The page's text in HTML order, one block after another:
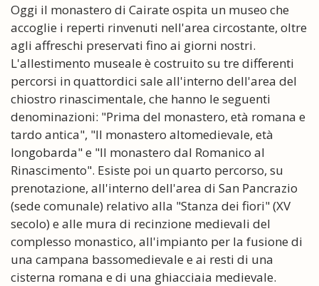
Oggi il monastero di Cairate ospita un museo che
accoglie i reperti rinvenuti nell'area circostante, oltre
agli affreschi preservati fino ai giorni nostri.
L'allestimento museale è costruito su tre differenti
percorsi in quattordici sale all'interno dell'area del
chiostro rinascimentale, che hanno le seguenti
denominazioni: "Prima del monastero, età romana e
tardo antica", "Il monastero altomedievale, età
longobarda" e "Il monastero dal Romanico al
Rinascimento". Esiste poi un quarto percorso, su
prenotazione, all'interno dell'area di San Pancrazio
(sede comunale) relativo alla "Stanza dei fiori" (XV
secolo) e alle mura di recinzione medievali del
complesso monastico, all'impianto per la fusione di
una campana bassomedievale e ai resti di una
cisterna romana e di una ghiacciaia medievale.